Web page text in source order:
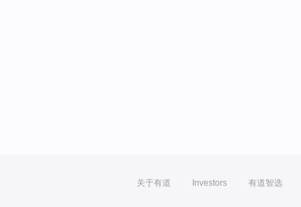
关于有道 Investors 有道智选